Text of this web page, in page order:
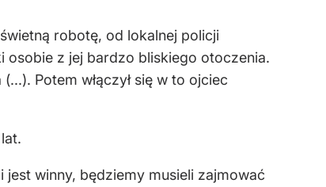
robotę, od lokalnej policji
osobie z jej bardzo bliskiego otoczenia.
Potem włączył się w to ojciec
winny, będziemy musieli zajmować